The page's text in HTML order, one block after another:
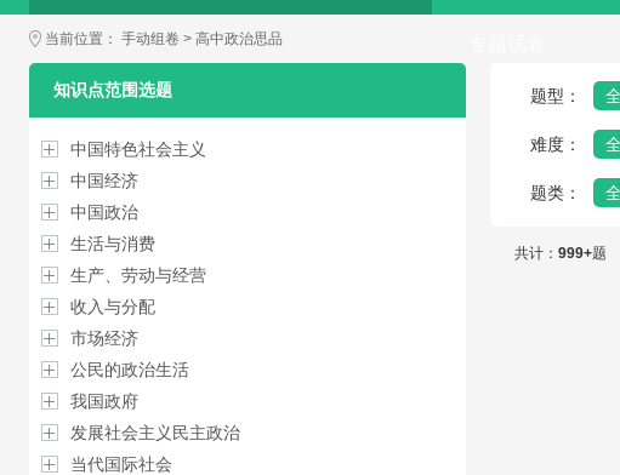
当前位置： 手动组卷 > 高中政治思品
知识点范围选题
中国特色社会主义
中国经济
中国政治
生活与消费
生产、劳动与经营
收入与分配
市场经济
公民的政治生活
我国政府
发展社会主义民主政治
当代国际社会
题型：
难度：
题类：
共计： 999+题